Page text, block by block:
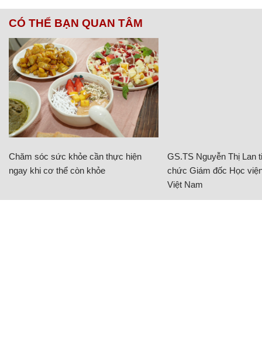
CÓ THỂ BẠN QUAN TÂM
Chăm sóc sức khỏe cần thực hiện
ngay khi cơ thể còn khỏe
GS.TS Nguyễn Thị Lan
chức Giám đốc Học
Việt Nam